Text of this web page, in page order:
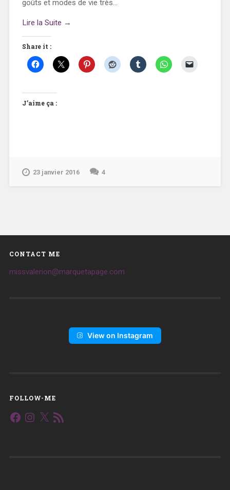
goûts et modes de vie très...
Lire la Suite →
Share it :
J’aime ça :
23 janvier 2016 4
CONTACT ME
missvalerion@marquetapage.com
View on Instagram
FOLLOW-ME
Facebook
Instagram
X
Flux
RSS